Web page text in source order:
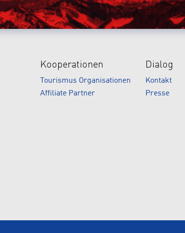
Kooperationen
Tourismus Organisationen
Affiliate Partner
Dialog
Kontakt
Presse